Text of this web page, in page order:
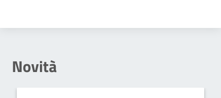
Novità